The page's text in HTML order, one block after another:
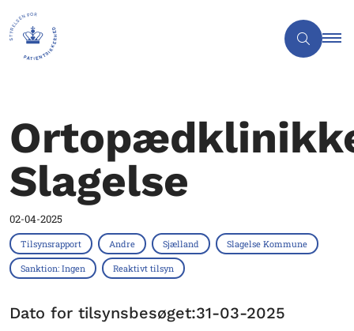
Slagelse
02-04-2025
Tilsynsrapport Andre Sjælland Slagelse Kommune
Sanktion: Ingen Reaktivt tilsyn
Dato for tilsynsbesøget:31-03-2025